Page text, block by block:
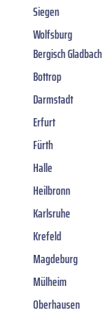
Siegen
Wolfsburg
Bergisch Gladbach
Bottrop
Darmstadt
Erfurt
Fürth
Halle
Heilbronn
Karlsruhe
Krefeld
Magdeburg
Mülheim
Oberhausen